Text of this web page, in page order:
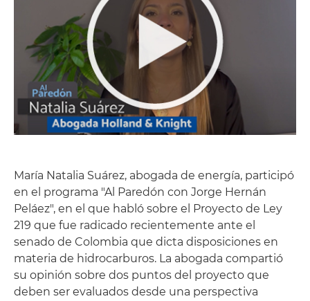
María Natalia Suárez, abogada de energía, participó
en el programa "Al Paredón con Jorge Hernán
Peláez", en el que habló sobre el Proyecto de Ley
219 que fue radicado recientemente ante el
senado de Colombia que dicta disposiciones en
materia de hidrocarburos. La abogada compartió
su opinión sobre dos puntos del proyecto que
deben ser evaluados desde una perspectiva